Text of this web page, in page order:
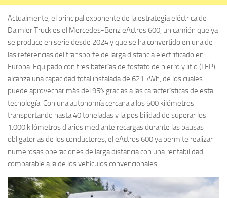
Actualmente, el principal exponente de la estrategia eléctrica de
Daimler Truck es el Mercedes-Benz eActros 600, un camión que ya
se produce en serie desde 2024 y que se ha convertido en una de
las referencias del transporte de larga distancia electrificado en
Europa. Equipado con tres baterías de fosfato de hierro y litio (LFP),
alcanza una capacidad total instalada de 621 kWh, de los cuales
puede aprovechar más del 95% gracias a las características de esta
tecnología. Con una autonomía cercana a los 500 kilómetros
transportando hasta 40 toneladas y la posibilidad de superar los
1.000 kilómetros diarios mediante recargas durante las pausas
obligatorias de los conductores, el eActros 600 ya permite realizar
numerosas operaciones de larga distancia con una rentabilidad
comparable a la de los vehículos convencionales.